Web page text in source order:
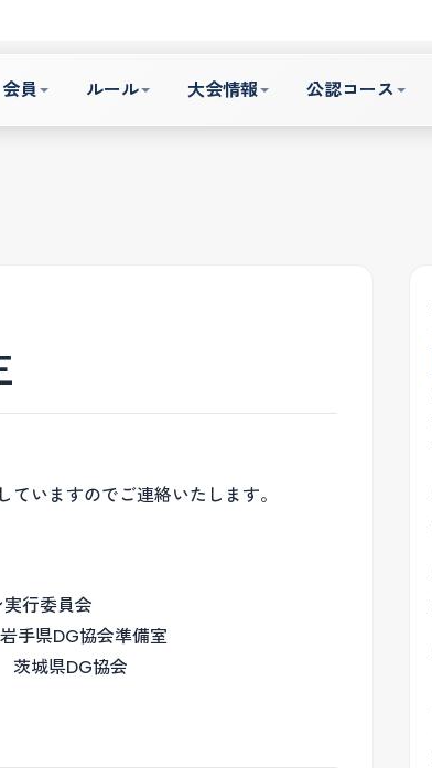
会員 ルール 大会情報 公認コース
いますのでご連絡いたします。
行委員会
県DG協会準備室
城県DG協会